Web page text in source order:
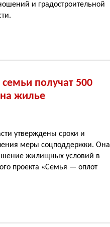
и градостроительной
получат 500
жилье
утверждены сроки и
меры соцподдержки. Она
жилищных условий в
проекта «Семья — оплот